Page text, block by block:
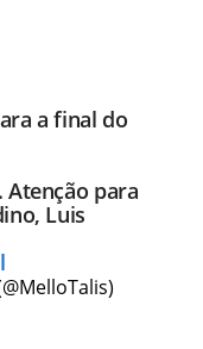
a final do
Atenção para
Luis